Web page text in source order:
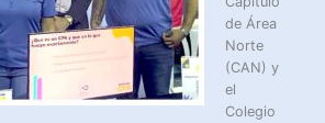
de Área
Norte
(CAN) y
el
Colegio